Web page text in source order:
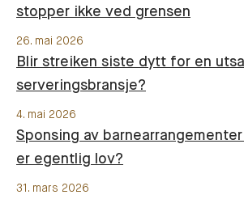
stopper ikke ved grensen
26. mai 2026
Blir streiken siste dytt for en
serveringsbransje?
4. mai 2026
Sponsing av
er egentlig lov?
31. mars 2026